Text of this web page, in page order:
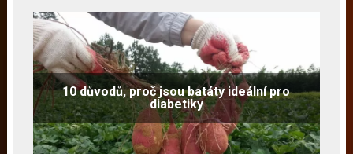
10 důvodů, proč jsou batáty ideální pro
diabetiky